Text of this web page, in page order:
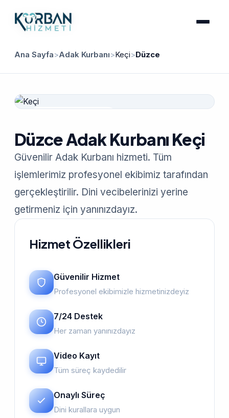
Ana Sayfa>Adak Kurbanı>Keçi>Düzce
Düzce Adak Kurbanı Keçi
Güvenilir Adak Kurbanı hizmeti. Tüm
işlemlerimiz profesyonel ekibimiz tarafından
gerçekleştirilir. Dini vecibelerinizi yerine
getirmeniz için yanınızdayız.
Hizmet Özellikleri
Güvenilir Hizmet
Profesyonel ekibimizle hizmetinizdeyiz
7/24 Destek
Her zaman yanınızdayız
Video Kayıt
Tüm süreç kaydedilir
Onaylı Süreç
Dini kurallara uygun